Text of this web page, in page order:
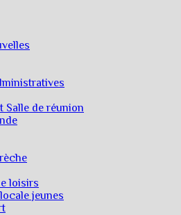
Salle de réunion
loisirs
jeunes